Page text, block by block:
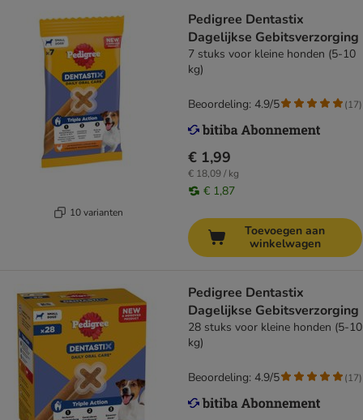
10 varianten
Pedigree Dentastix
Dagelijkse Gebitsverzorging
7 stuks voor kleine honden (5-10
kg)
€ 1,99
€ 18,09 / kg
€ 1,87
Beoordeling: 4.9/5 (17)
Toevoegen aan
winkelwagen
Pedigree Dentastix
Dagelijkse Gebitsverzorging
28 stuks voor kleine honden (5-10
kg)
Beoordeling: 4.9/5 (17)